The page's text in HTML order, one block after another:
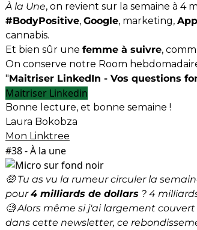
À la Une, on revient sur la semaine à 4
#BodyPositive, Google, marketing,
cannabis.
Et bien sûr une femme à suivre,
On conserve notre Room
"Maitriser LinkedIn - Vos questions
Maitriser Linkedin
Bonne lecture, et bonne semaine !
Laura Bokobza
Mon Linktree
#38 - À la une
🤑 Tu as vu la rumeur circuler la
pour4 milliards de dollars ? 4
🧐 Alors même si j'ai largement couvert
dans cette newsletter, ce